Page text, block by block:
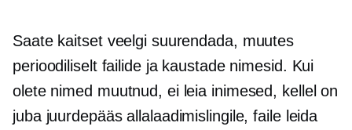
Saate kaitset veelgi suurendada, muutes
perioodiliselt failide ja kaustade nimesid. Kui
olete nimed muutnud, ei leia inimesed, kellel on
juba juurdepääs allalaadimislingile, faile leida